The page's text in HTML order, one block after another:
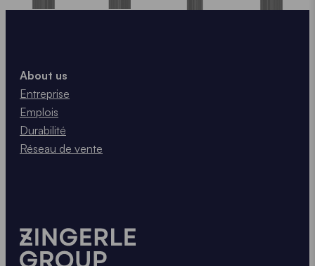
About us
Entreprise
Emplois
Durabilité
Réseau de vente